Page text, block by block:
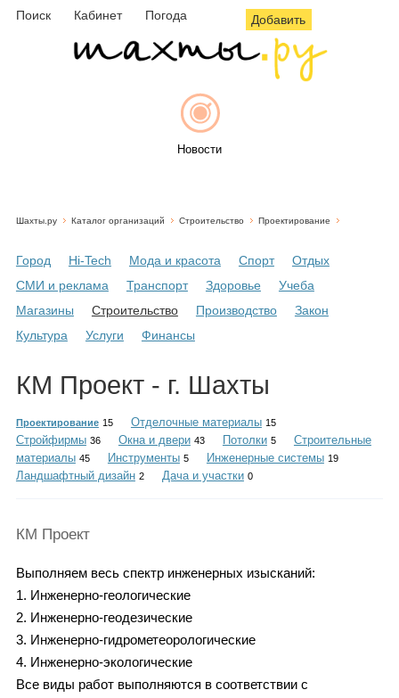
Поиск Кабинет Погода Добавить
Новости
Объявления
Гороскоп
Карты
Шахты.ру Каталог организаций Строительство Проектирование
Город Hi-Tech Мода и красота Спорт
Отдых
СМИ и реклама
Транспорт Здоровье
Учеба
Магазины
Строительство Производство
Закон
Культура
Услуги Финансы
КМ Проект - г. Шахты
Проектирование 15 Отделочные материалы 15
Стройфирмы 36 Окна и двери 43 Потолки 5
Строительные
материалы 45 Инструменты 5 Инженерные системы 19
Ландшафтный дизайн 2 Дача и участки 0
КМ Проект
Выполняем весь спектр инженерных изысканий:
1. Инженерно-геологические
2. Инженерно-геодезические
3. Инженерно-гидрометеорологические
4. Инженерно-экологические
Все виды работ выполняются в соответствии с